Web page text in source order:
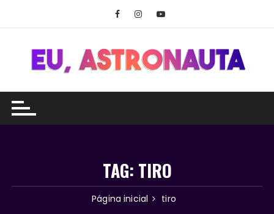
conteúdo
TAG: TIRO
Página inicial tiro